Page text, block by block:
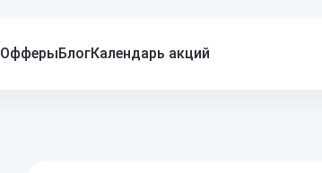
ОфферыБлогКалендарь акций